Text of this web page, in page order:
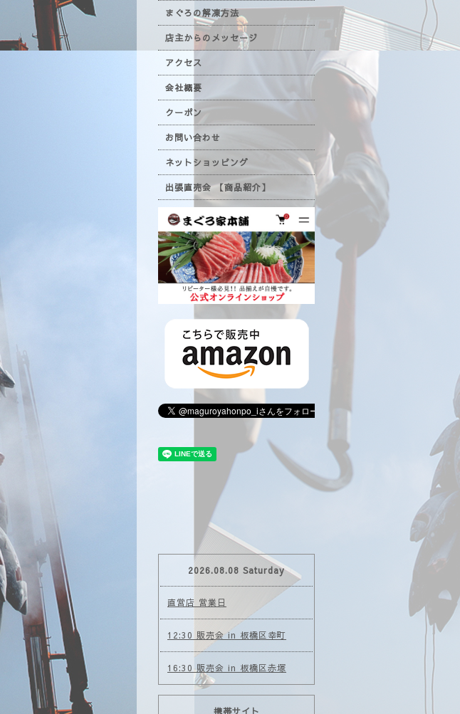
まぐろの解凍方法
店主からのメッセージ
アクセス
会社概要
クーポン
お問い合わせ
ネットショッピング
出張直売会 【商品紹介】
2026.08.08 Saturday
直営店 営業日
12:30 販売会 in 板橋区幸町
16:30 販売会 in 板橋区赤塚
携帯サイト